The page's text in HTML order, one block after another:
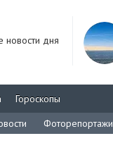
новости дня
Гороскопы
Фоторепортажи